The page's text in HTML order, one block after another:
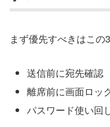
まず優先すべきはこの3
送信前に宛先確認
離席前に画面ロッ
パスワード使い回